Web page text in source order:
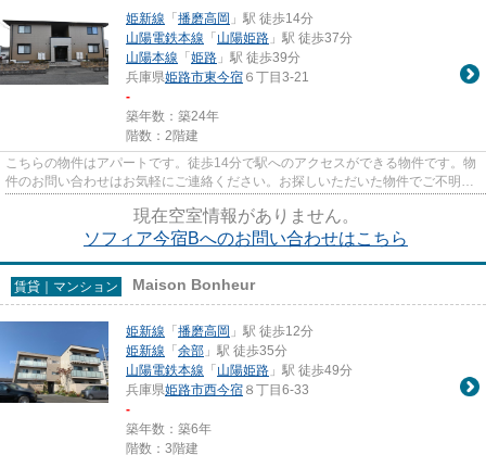
姫新線 「播磨高岡 」駅 徒歩14分
山陽電鉄本線 「山陽姫路 」駅 徒歩37分
山陽本線 「姫路 」駅 徒歩39分
兵庫県姫路市東今宿 ６丁目3-21
-
築年数：築24年
階数：2階建
こちらの物件はアパートです。徒歩14分で駅へのアクセスができる物件です。物
件のお問い合わせはお気軽にご連絡ください。お探しいただいた物件でご不明な
点がございました場合もお気...
現在空室情報がありません。
ソフィア今宿Bへのお問い合わせはこちら
賃貸｜マンション Maison Bonheur
姫新線 「播磨高岡 」駅 徒歩12分
姫新線 「余部 」駅 徒歩35分
山陽電鉄本線 「山陽姫路 」駅 徒歩49分
兵庫県姫路市西今宿 ８丁目6-33
-
築年数：築6年
階数：3階建